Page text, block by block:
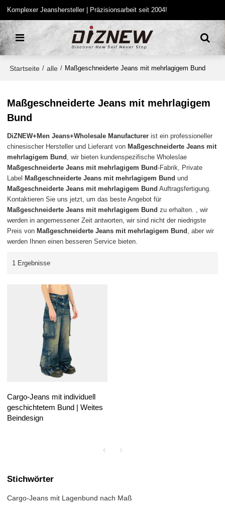
Komplexer Jeanshersteller | Präzisionsarbeit seit 2004!
Startseite / alle / Maßgeschneiderte Jeans mit mehrlagigem Bund
Maßgeschneiderte Jeans mit mehrlagigem
Bund
DiZNEW+Men Jeans+Wholesale Manufacturer ist ein professioneller
chinesischer Hersteller und Lieferant von Maßgeschneiderte Jeans mit
mehrlagigem Bund , wir bieten kundenspezifische Wholeslae
Maßgeschneiderte Jeans mit mehrlagigem Bund-Fabrik, Private
Label Maßgeschneiderte Jeans mit mehrlagigem Bund und
Maßgeschneiderte Jeans mit mehrlagigem Bund Auftragsfertigung.
Kontaktieren Sie uns jetzt, um das beste Angebot für
Maßgeschneiderte Jeans mit mehrlagigem Bund zu erhalten. , wir
werden in angemessener Zeit antworten, wir sind nicht der niedrigste
Preis von Maßgeschneiderte Jeans mit mehrlagigem Bund , aber wir
werden Ihnen einen besseren Service bieten.
1 Ergebnisse
Cargo-Jeans mit individuell
geschichtetem Bund | Weites
Beindesign
Stichwörter
Cargo-Jeans mit Lagenbund nach Maß